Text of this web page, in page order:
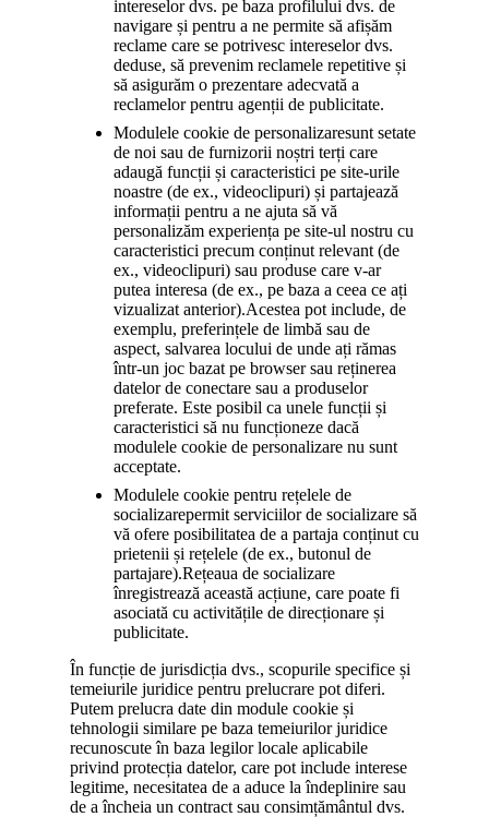
intereselor dvs. pe baza profilului dvs. de
navigare și pentru a ne permite să afișăm
reclame care se potrivesc intereselor dvs.
deduse, să prevenim reclamele repetitive și
să asigurăm o prezentare adecvată a
reclamelor pentru agenții de publicitate.
Modulele cookie de personalizaresunt setate
de noi sau de furnizorii noștri terți care
adaugă funcții și caracteristici pe site-urile
noastre (de ex., videoclipuri) și partajează
informații pentru a ne ajuta să vă
personalizăm experiența pe site-ul nostru cu
caracteristici precum conținut relevant (de
ex., videoclipuri) sau produse care v-ar
putea interesa (de ex., pe baza a ceea ce ați
vizualizat anterior).Acestea pot include, de
exemplu, preferințele de limbă sau de
aspect, salvarea locului de unde ați rămas
într-un joc bazat pe browser sau reținerea
datelor de conectare sau a produselor
preferate. Este posibil ca unele funcții și
caracteristici să nu funcționeze dacă
modulele cookie de personalizare nu sunt
acceptate.
Modulele cookie pentru rețelele de
socializarepermit serviciilor de socializare să
vă ofere posibilitatea de a partaja conținut cu
prietenii și rețelele (de ex., butonul de
partajare).Rețeaua de socializare
înregistrează această acțiune, care poate fi
asociată cu activitățile de direcționare și
publicitate.
În funcție de jurisdicția dvs., scopurile specifice și
temeiurile juridice pentru prelucrare pot diferi.
Putem prelucra date din module cookie și
tehnologii similare pe baza temeiurilor juridice
recunoscute în baza legilor locale aplicabile
privind protecția datelor, care pot include interese
legitime, necesitatea de a aduce la îndeplinire sau
de a încheia un contract sau consimțământul dvs.